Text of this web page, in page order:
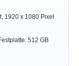
1920 x 1080 Pixel
512 GB